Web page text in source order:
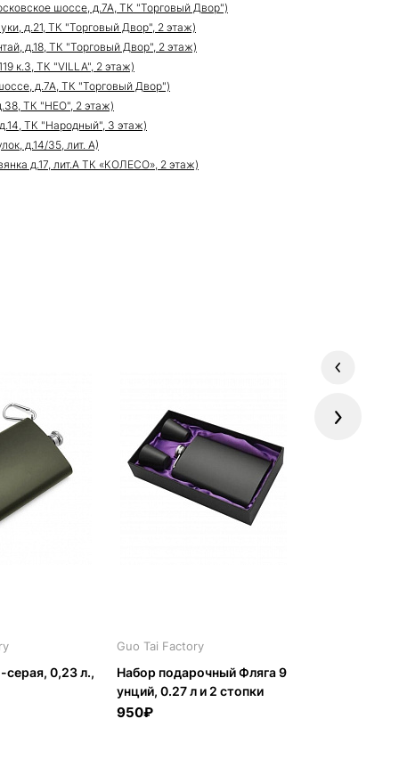
шоссе, д.7А, ТК "Торговый Двор")
д.21, ТК "Торговый Двор", 2 этаж)
д.18, ТК "Торговый Двор", 2 этаж)
к.3, ТК "VILLA", 2 этаж)
д.7А, ТК "Торговый Двор")
ТК "НЕО", 2 этаж)
ТК "Народный", 3 этаж)
д.14/35, лит. А)
д.17, лит.А ТК «КОЛЕСО», 2 этаж)
Previous
серая, 0,23 л.,
Guo Tai Factory
Набор подарочный Фляга 9
унций, 0.27 л и 2 стопки
950₽
Next